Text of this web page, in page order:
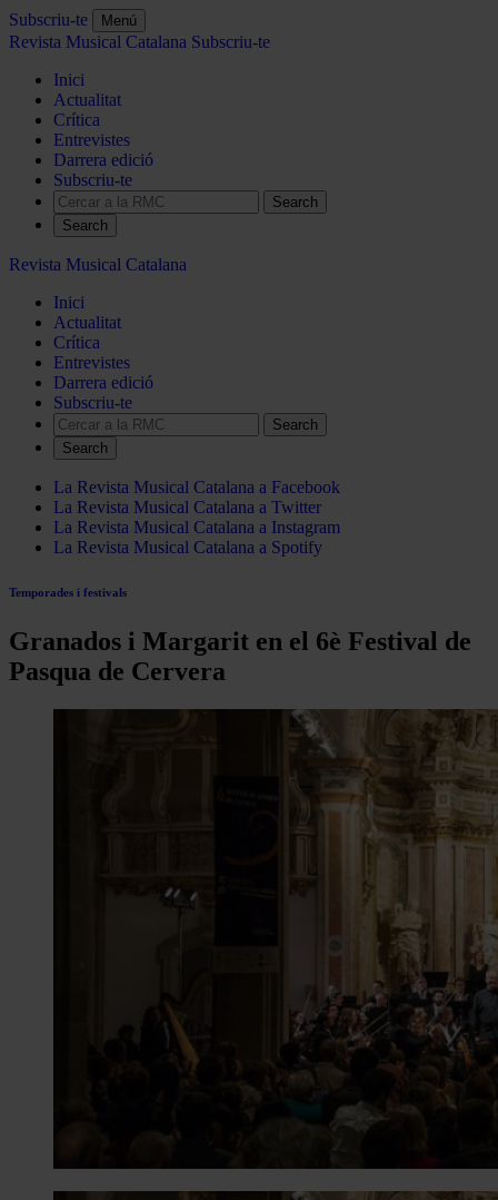
Subscriu-te Menú
Revista Musical Catalana Subscriu-te
Inici
Actualitat
Crítica
Entrevistes
Darrera edició
Subscriu-te
Search
Revista Musical Catalana
Inici
Actualitat
Crítica
Entrevistes
Darrera edició
Subscriu-te
Search
La Revista Musical Catalana a Facebook
La Revista Musical Catalana a Twitter
La Revista Musical Catalana a Instagram
La Revista Musical Catalana a Spotify
Temporades i festivals
Granados i Margarit en el 6è Festival de
Pasqua de Cervera